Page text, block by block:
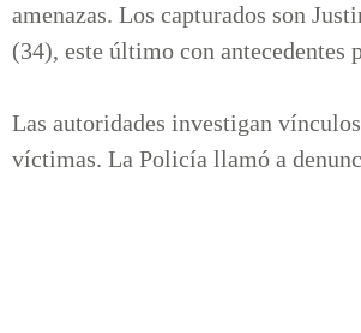
amenazas. Los capturados son
(34), este último con antecedentes
Las autoridades investigan
víctimas. La Policía llamó a